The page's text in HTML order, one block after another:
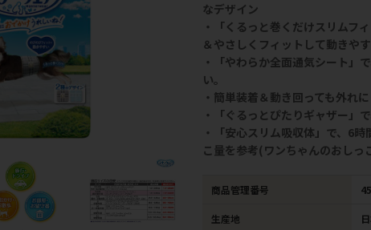
なデザイン
・「くるっと巻くだけスリムフ
＆やさしくフィットして動きや
・「やわらか全面通気シート」
い。
・簡単装着＆動き回っても外れ
・「ぐるっとぴたりギャザー」
・「安心スリム吸収体」で、6
こ量を参考(ワンちゃんのおしっ
商品管理番号
生産地